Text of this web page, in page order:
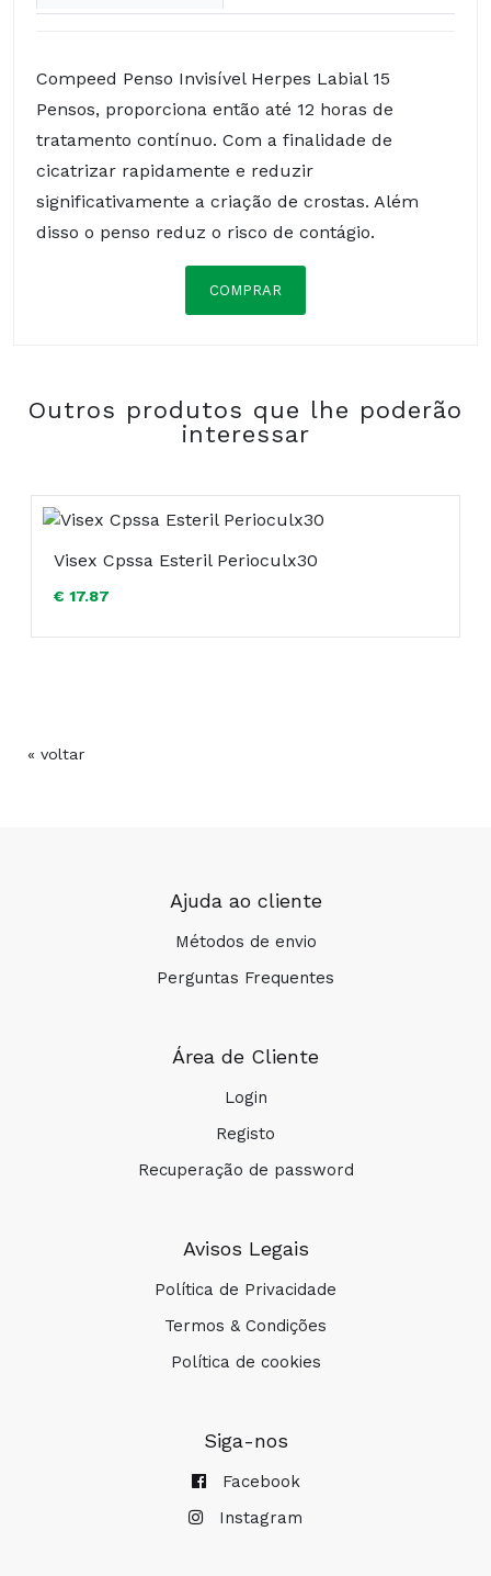
Compeed Penso Invisível Herpes Labial 15
Pensos, proporciona então até 12 horas de
tratamento contínuo. Com a finalidade de
cicatrizar rapidamente e reduzir
significativamente a criação de crostas. Além
disso o penso reduz o risco de contágio.
COMPRAR
COMPRAR
Outros produtos que lhe poderão
interessar
Visex Cpssa Esteril Perioculx30
€ 17.87
« voltar
Ajuda ao cliente
Métodos de envio
Perguntas Frequentes
Área de Cliente
Login
Registo
Recuperação de password
Avisos Legais
Política de Privacidade
Termos & Condições
Política de cookies
Siga-nos
Facebook
Instagram